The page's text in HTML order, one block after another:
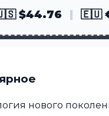
$44.76 🇪🇺
нового